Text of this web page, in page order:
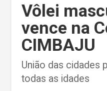
Vôlei
vence na
CIMBAJU
União das cidades
todas as idades